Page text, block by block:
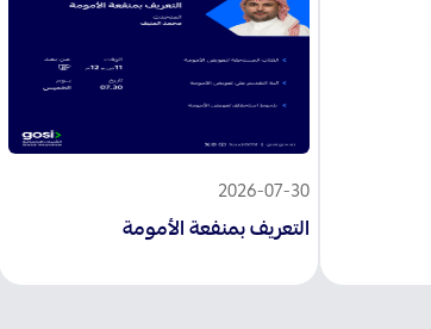
2026-07-30
التعريف بمنفعة الأمومة